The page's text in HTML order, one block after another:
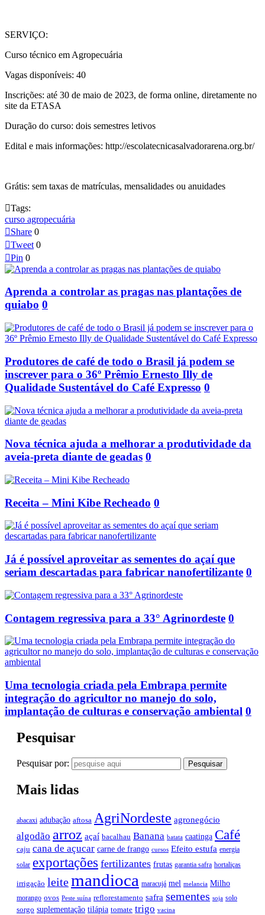
SERVIÇO:
Curso técnico em Agropecuária
Vagas disponíveis: 40
Inscrições: até 30 de maio de 2023, de forma online, diretamente no
site da ETASA
Duração do curso: dois semestres letivos
Edital e mais informações: http://escolatecnicasalvadorarena.org.br/
Grátis: sem taxas de matrículas, mensalidades ou anuidades
Tags:
curso agropecuária
Share 0
Tweet 0
Pin 0
Aprenda a controlar as pragas nas plantações de
quiabo 0
Produtores de café de todo o Brasil já podem se
inscrever para o 36º Prêmio Ernesto Illy de
Qualidade Sustentável do Café Expresso 0
Nova técnica ajuda a melhorar a produtividade da
aveia-preta diante de geadas 0
Receita – Mini Kibe Recheado 0
Já é possível aproveitar as sementes do açaí que
seriam descartadas para fabricar nanofertilizante 0
Contagem regressiva para a 33° Agrinordeste 0
Uma tecnologia criada pela Embrapa permite
integração do agricultor no manejo do solo,
implantação de culturas e conservação ambiental 0
Pesquisar
Pesquisar por:
Mais lidas
abacaxi adubação aftosa AgriNordeste agronegócio
algodão arroz açaí bacalhau Banana batata caatinga Café
caju cana de açucar carne de frango cursos Efeito estufa energia
solar exportações fertilizantes frutas garantia safra hortaliças
irrigação leitemandioca maracujá mel melancia Milho
morango ovos Peste suína reflorestamento safra sementes soja solo
sorgo suplementação tilápia tomate trigo vacina